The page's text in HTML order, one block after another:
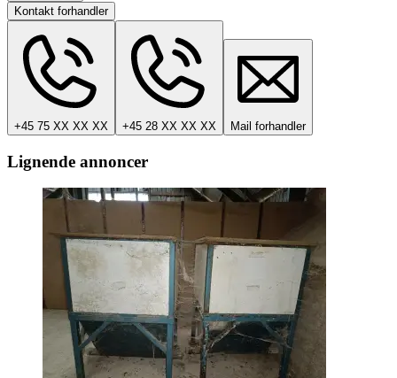
Kontakt forhandler
+45 75 XX XX XX +45 28 XX XX XX Mail forhandler
Lignende annoncer